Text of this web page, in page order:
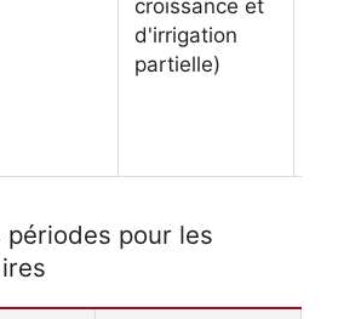
croissance et
d'irrigation
partielle)
périodes pour les